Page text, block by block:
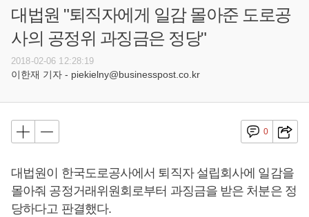
대법원 "퇴직자에게 일감 몰아준 도로공
사의 공정위 과징금은 정당"
2018-02-06 12:28:19
이한재 기자 - piekielny@businesspost.co.kr
0
대법원이 한국도로공사에서 퇴직자 설립회사에 일감을
몰아줘 공정거래위원회로부터 과징금을 받은 처분은 정
당하다고 판결했다.